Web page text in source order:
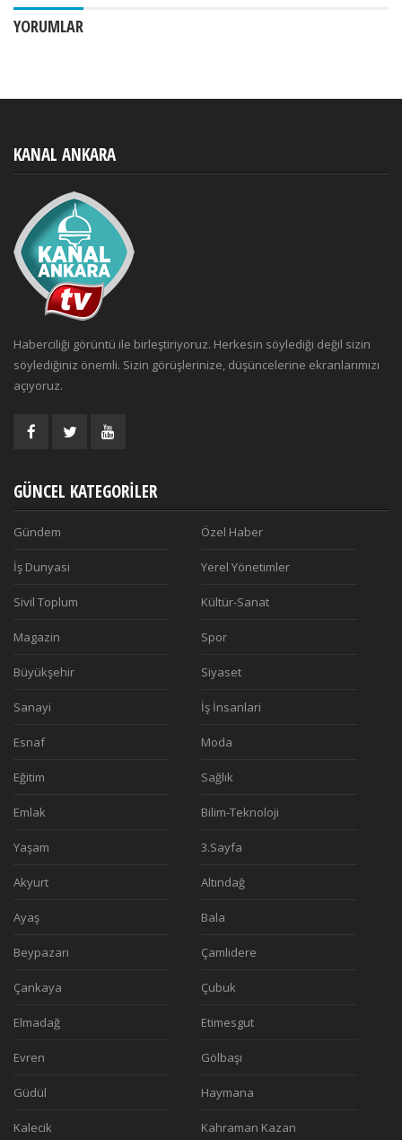
YORUMLAR
KANAL ANKARA
Haberciliği görüntü ile birleştiriyoruz. Herkesin söylediği değil sizin
söylediğiniz önemli. Sizin görüşlerinize, düşüncelerine ekranlarımızı
açıyoruz.
GÜNCEL KATEGORILER
Gündem Özel Haber
İş Dunyasi Yerel Yönetimler
Sivil Toplum Kültür-Sanat
Magazin Spor
Büyükşehir Siyaset
Sanayi İş İnsanlari
Esnaf Moda
Eğitim Sağlık
Emlak Bilim-Teknoloji
Yaşam 3.Sayfa
Akyurt Altındağ
Ayaş Bala
Beypazarı Çamlıdere
Çankaya Çubuk
Elmadağ Etimesgut
Evren Gölbaşı
Güdül Haymana
Kalecik Kahraman Kazan